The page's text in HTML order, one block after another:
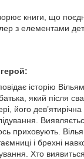
книги, що
з елементами
історію
який після
його
приховують.
і брехні
Хто